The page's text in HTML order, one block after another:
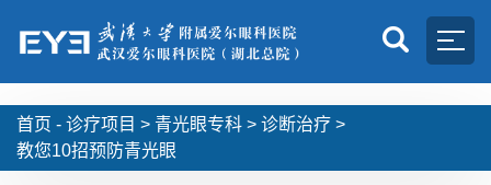
首页 - 诊疗项目 > 青光眼专科 > 诊断治疗 >
教您10招预防青光眼